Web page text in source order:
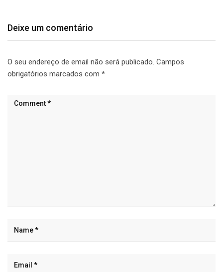
Deixe um comentário
O seu endereço de email não será publicado. Campos
obrigatórios marcados com *